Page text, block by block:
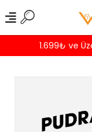
1.699₺ ve